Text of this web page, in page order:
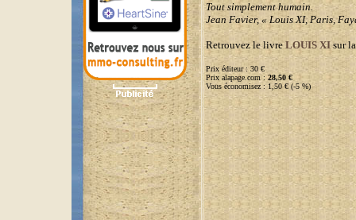
Tout simplement humain.
Jean Favier, « Louis XI, Paris,
Retrouvez le livreLOUIS XIsur
Prix éditeur : 30 €
Prix alapage.com : 28,50 €
Vous économisez : 1,50 € (-5 %)